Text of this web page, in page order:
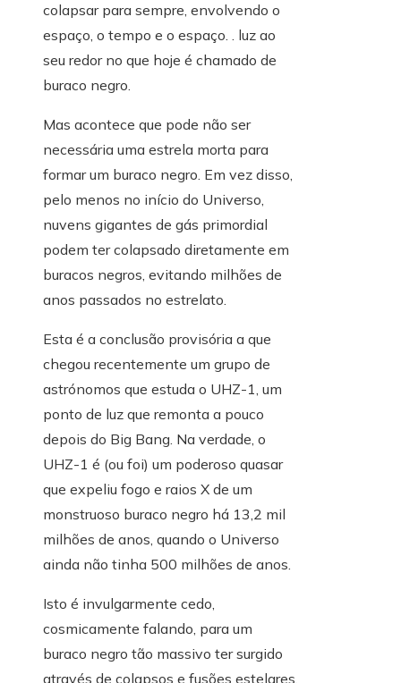
colapsar para sempre, envolvendo o
espaço, o tempo e o espaço. . luz ao
seu redor no que hoje é chamado de
buraco negro.
Mas acontece que pode não ser
necessária uma estrela morta para
formar um buraco negro. Em vez disso,
pelo menos no início do Universo,
nuvens gigantes de gás primordial
podem ter colapsado diretamente em
buracos negros, evitando milhões de
anos passados ​​no estrelato.
Esta é a conclusão provisória a que
chegou recentemente um grupo de
astrónomos que estuda o UHZ-1, um
ponto de luz que remonta a pouco
depois do Big Bang. Na verdade, o
UHZ-1 é (ou foi) um poderoso quasar
que expeliu fogo e raios X de um
monstruoso buraco negro há 13,2 mil
milhões de anos, quando o Universo
ainda não tinha 500 milhões de anos.
Isto é invulgarmente cedo,
cosmicamente falando, para um
buraco negro tão massivo ter surgido
através de colapsos e fusões estelares.